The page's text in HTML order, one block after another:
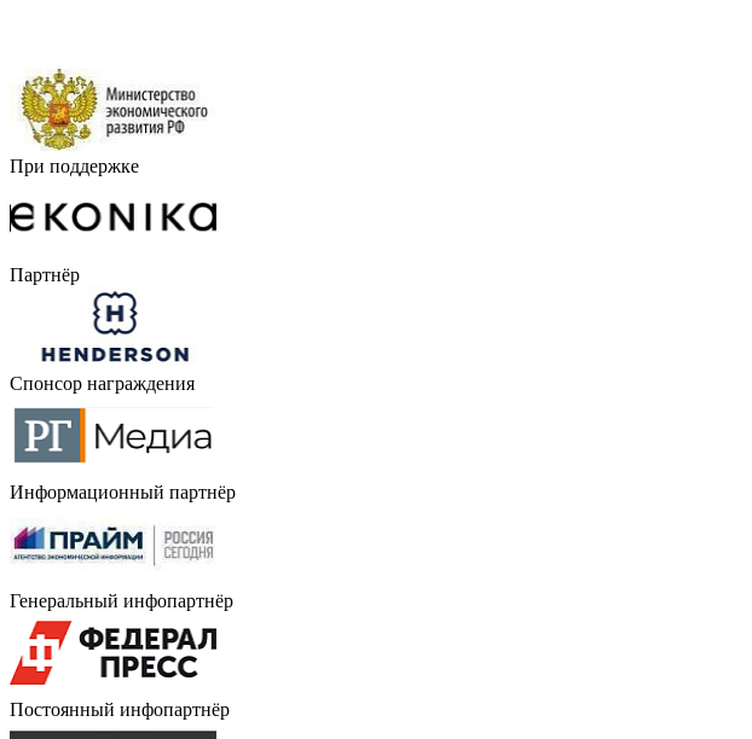
При поддержке
Партнёр
Спонсор награждения
Информационный партнёр
Генеральный инфопартнёр
Постоянный инфопартнёр